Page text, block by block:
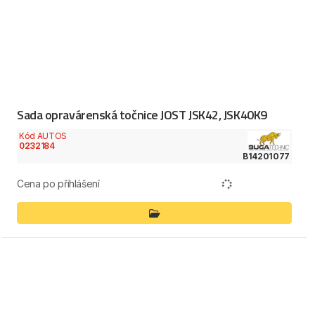
Sada opravárenská točnice JOST JSK42, JSK40K9
Kód AUTOS
0232184
B14201077
Cena po přihlášení